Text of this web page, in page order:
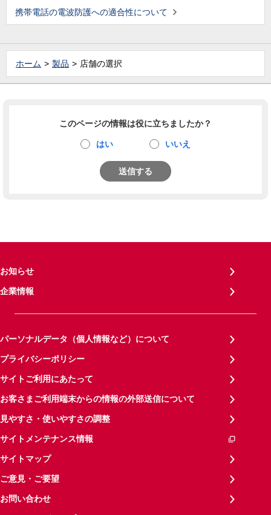
携帯電話の電波防護への適合性について
ホーム 製品 店舗の選択
このページの情報は役に立ちましたか？
はい いいえ
送信する
お知らせ
企業情報
パーソナルデータ（個人情報など）について
プライバシーポリシー
サイトご利用にあたって
お客さまご利用端末からの情報の外部送信について
見やすさ・使いやすさの調整
サイトメンテナンス情報
サイトマップ
ご意見・ご要望
お問い合わせ